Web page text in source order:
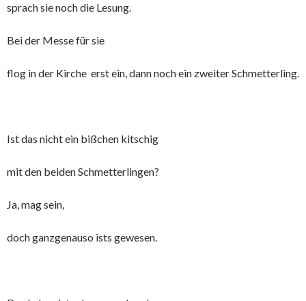
sprach sie noch die Lesung.
Bei der Messe für sie
flog in der Kirche erst ein, dann noch ein zweiter Schmetterling.
Ist das nicht ein bißchen kitschig
mit den beiden Schmetterlingen?
Ja, mag sein,
doch ganzgenauso ists gewesen.